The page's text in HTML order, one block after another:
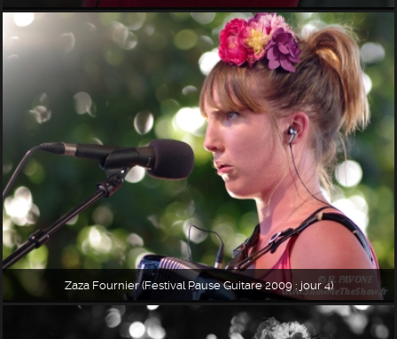
Zaza Fournier (Festival Pause Guitare 2009 : jour 4)